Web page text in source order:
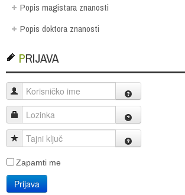
Popis magistara znanosti
Popis doktora znanosti
PRIJAVA
Korisničko ime
Lozinka
Tajni ključ
Zapamti me
Prijava